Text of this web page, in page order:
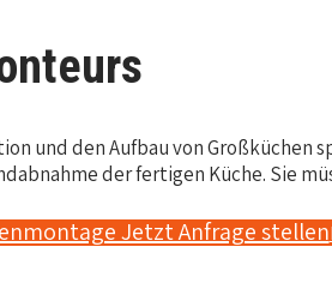
und den Aufbau von
der fertigen Küche. Sie
Jetzt Anfrage stellen